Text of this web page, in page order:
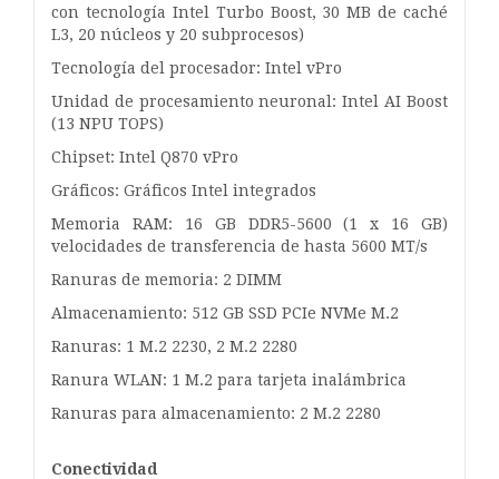
con tecnología Intel Turbo Boost, 30 MB de caché
L3, 20 núcleos y 20 subprocesos)
Tecnología del procesador: Intel vPro
Unidad de procesamiento neuronal: Intel AI Boost
(13 NPU TOPS)
Chipset: Intel Q870 vPro
Gráficos: Gráficos Intel integrados
Memoria RAM: 16 GB DDR5-5600 (1 x 16 GB)
velocidades de transferencia de hasta 5600 MT/s
Ranuras de memoria: 2 DIMM
Almacenamiento: 512 GB SSD PCIe NVMe M.2
Ranuras: 1 M.2 2230, 2 M.2 2280
Ranura WLAN: 1 M.2 para tarjeta inalámbrica
Ranuras para almacenamiento: 2 M.2 2280
Conectividad